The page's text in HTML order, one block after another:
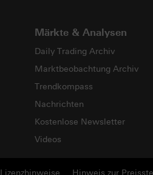
Märkte & Analysen
Daily Trading Archiv
Marktbeobachtung Archiv
Trendkompass
Nachrichten
Kostenlose Newsletter
Videos
Lizenzhinweise Hinweis zur